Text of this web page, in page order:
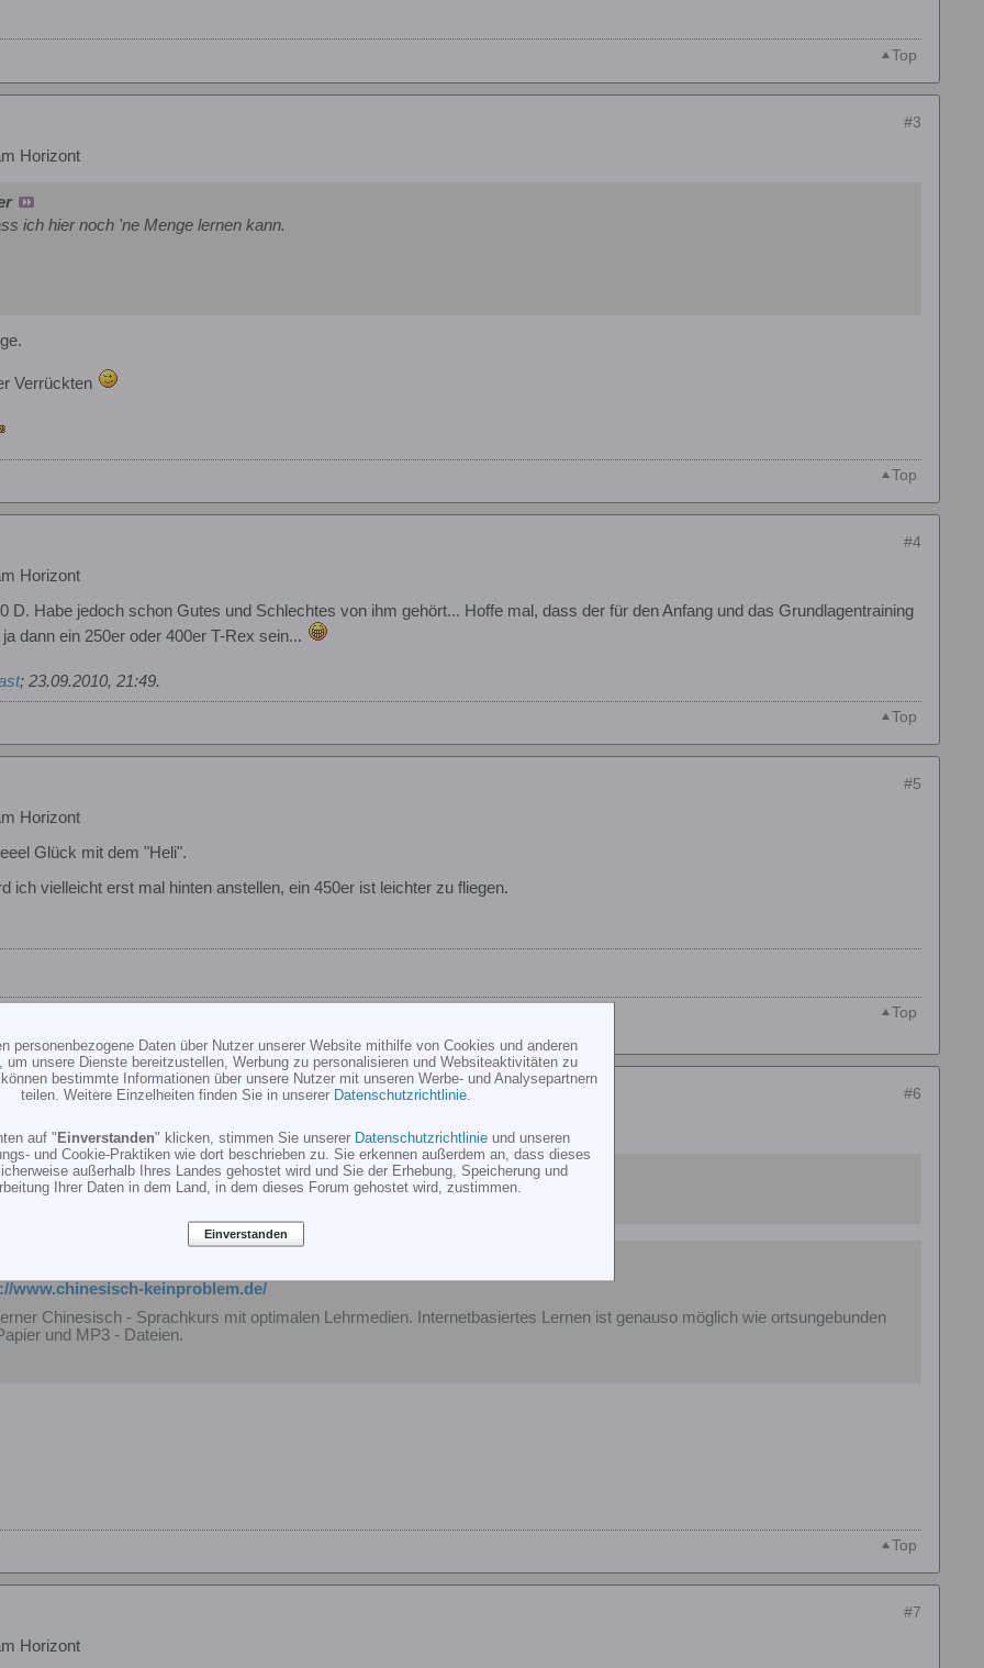
Top
#3
Horizont
ich hier noch 'ne Menge lernen kann.
Verrückten
Top
#4
Horizont
D. Habe jedoch schon Gutes und Schlechtes von ihm gehört... Hoffe mal, dass der für den Anfang und das Grundlagentraining
dann ein 250er oder 400er T-Rex sein...
; 23.09.2010, 21:49.
Top
#5
Horizont
Glück mit dem "Heli".
ich vielleicht erst mal hinten anstellen, ein 450er ist leichter zu fliegen.
Top
#6
Horizont
www.chinesisch-keinproblem.de/
Chinesisch - Sprachkurs mit optimalen Lehrmedien. Internetbasiertes Lernen ist genauso möglich wie ortsungebunden
und MP3 - Dateien.
Top
#7
Horizont
personenbezogene Daten über Nutzer unserer Website mithilfe von Cookies und anderen
um unsere Dienste bereitzustellen, Werbung zu personalisieren und Websiteaktivitäten zu
bestimmte Informationen über unsere Nutzer mit unseren Werbe- und Analysepartnern
teilen. Weitere Einzelheiten finden Sie in unserer Datenschutzrichtlinie
auf "Einverstanden" klicken, stimmen Sie unserer Datenschutzrichtlinie und unseren
und Cookie-Praktiken wie dort beschrieben zu. Sie erkennen außerdem an, dass dieses
außerhalb Ihres Landes gehostet wird und Sie der Erhebung, Speicherung und
Ihrer Daten in dem Land, in dem dieses Forum gehostet wird, zustimmen.
Einverstanden